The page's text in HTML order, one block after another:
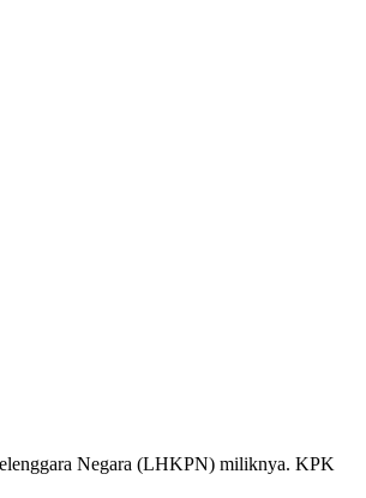
Negara (LHKPN) miliknya. KPK